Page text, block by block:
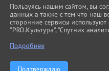
Пользуясь нашим сайтом, вы
данных а также с тем что наш
сторонние сервисы используют
"PRO.Культура", "Спутник
Подробнее
Подтверждаю